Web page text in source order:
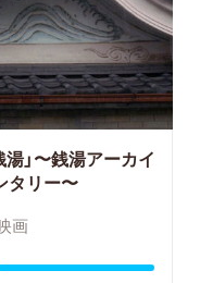
」〜銭湯アーカイ
タリー〜
画